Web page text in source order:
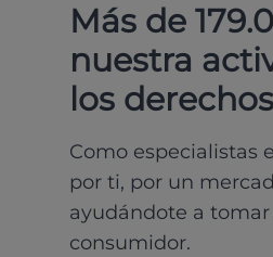
Más de
nuestra
los
Como especialistas
por ti, por un
ayudándote a
consumidor.